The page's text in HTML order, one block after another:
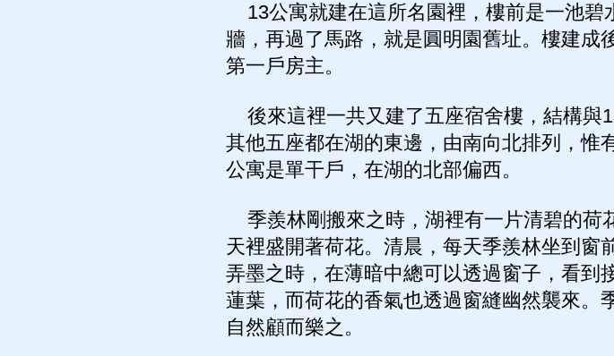
13公寓就建在這所名園裡，樓前是一池碧
牆，再過了馬路，就是圓明園舊址。樓建成
第一戶房主。
後來這裡一共又建了五座宿舍樓，結構與
其他五座都在湖的東邊，由南向北排列，惟
公寓是單干戶，在湖的北部偏西。
季羨林剛搬來之時，湖裡有一片清碧的荷
天裡盛開著荷花。清晨，每天季羨林坐到窗
弄墨之時，在薄暗中總可以透過窗子，看到
蓮葉，而荷花的香氣也透過窗縫幽然襲來。
自然顧而樂之。